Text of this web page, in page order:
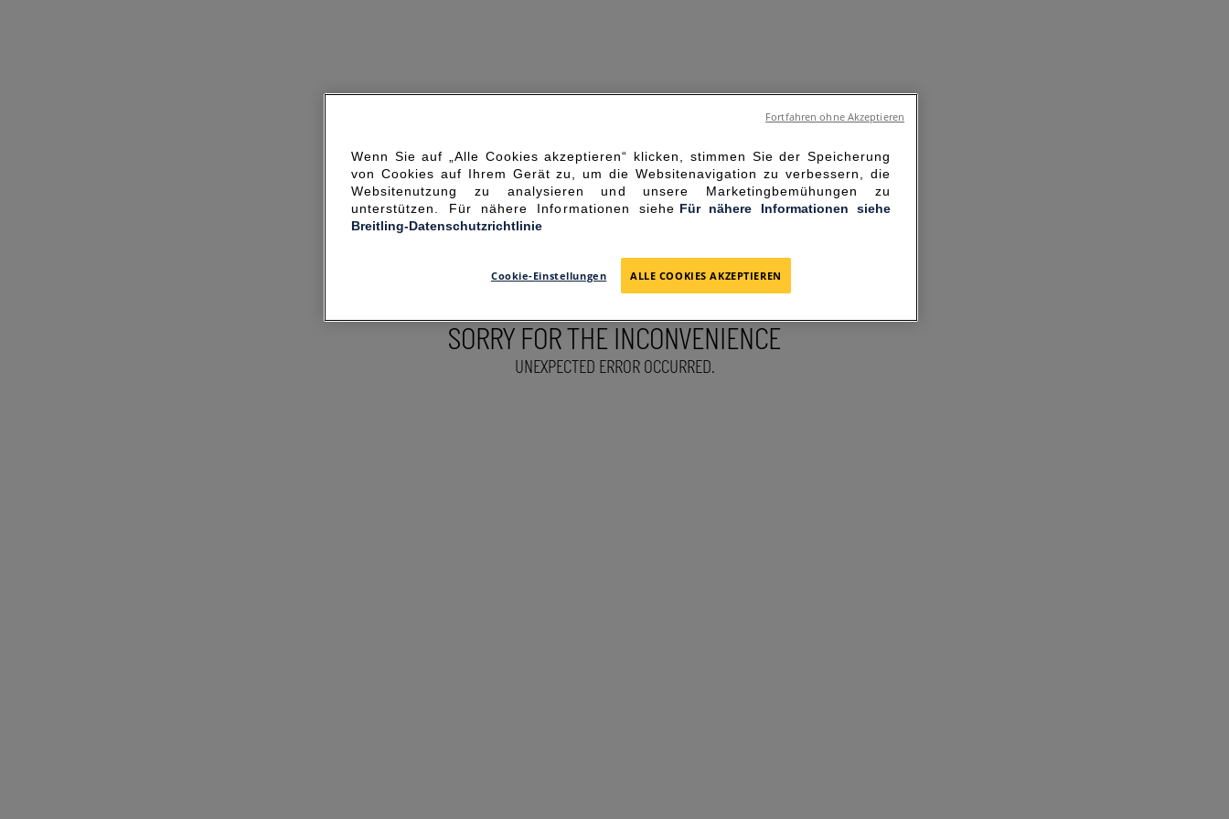
SORRY FOR THE INCONVENIENCE
UNEXPECTED ERROR OCCURRED.
Wenn Sie auf „Alle Cookies akzeptieren“ klicken, stimmen Sie der Speicherung
von Cookies auf Ihrem Gerät zu, um die Websitenavigation zu verbessern, die
Websitenutzung zu analysieren und unsere Marketingbemühungen zu
unterstützen. Für nähere Informationen siehe Für nähere Informationen siehe
Breitling-Datenschutzrichtlinie
Cookie-Einstellungen ALLE COOKIES AKZEPTIEREN
Fortfahren ohne Akzeptieren